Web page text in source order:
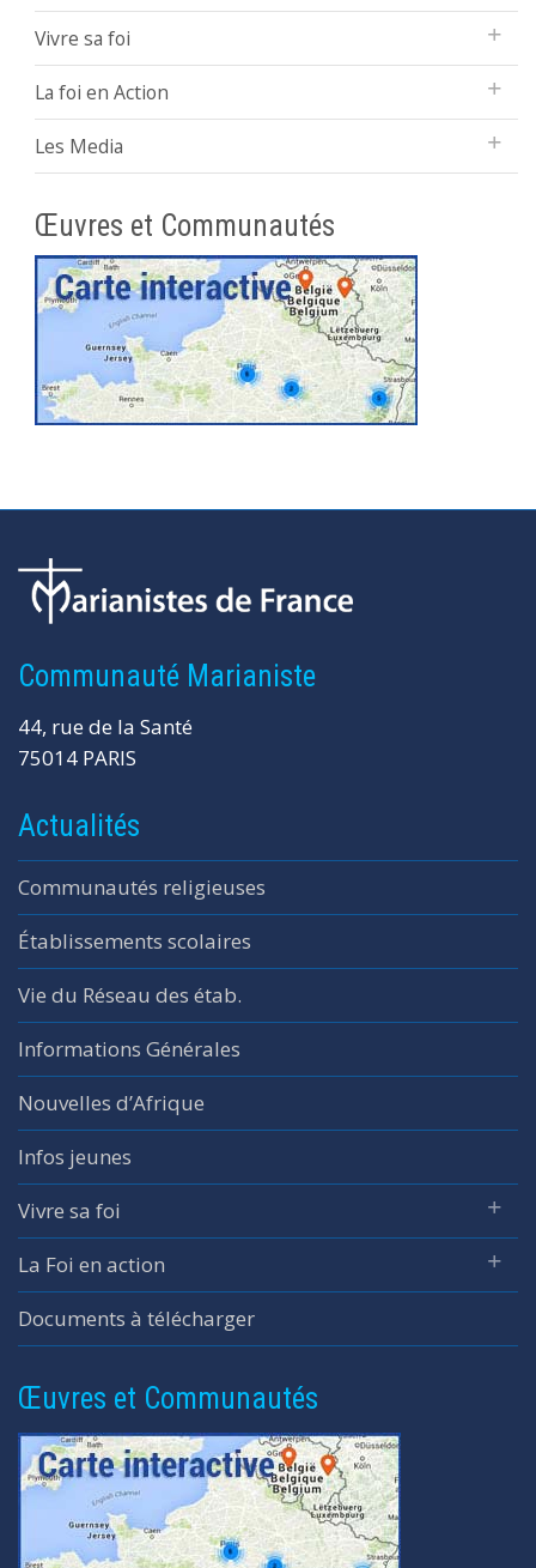
Vivre sa foi
La foi en Action
Les Media
Œuvres et Communautés
Communauté Marianiste
44, rue de la Santé
75014 PARIS
Actualités
Communautés religieuses
Établissements scolaires
Vie du Réseau des étab.
Informations Générales
Nouvelles d’Afrique
Infos jeunes
Vivre sa foi
La Foi en action
Documents à télécharger
Œuvres et Communautés